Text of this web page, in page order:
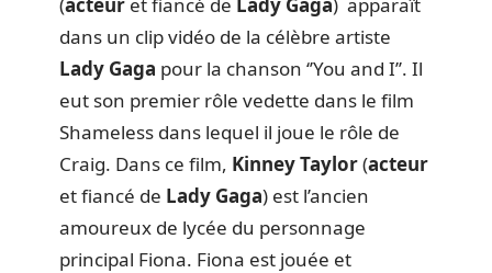
dans un clip vidéo de la célèbre artiste
Lady Gaga pour la chanson ‘’You and I’’. Il
eut son premier rôle vedette dans le film
Shameless dans lequel il joue le rôle de
Craig. Dans ce film, Kinney Taylor(acteur
et fiancé de Lady Gaga) est l’ancien
amoureux de lycée du personnage
principal Fiona. Fiona est jouée et